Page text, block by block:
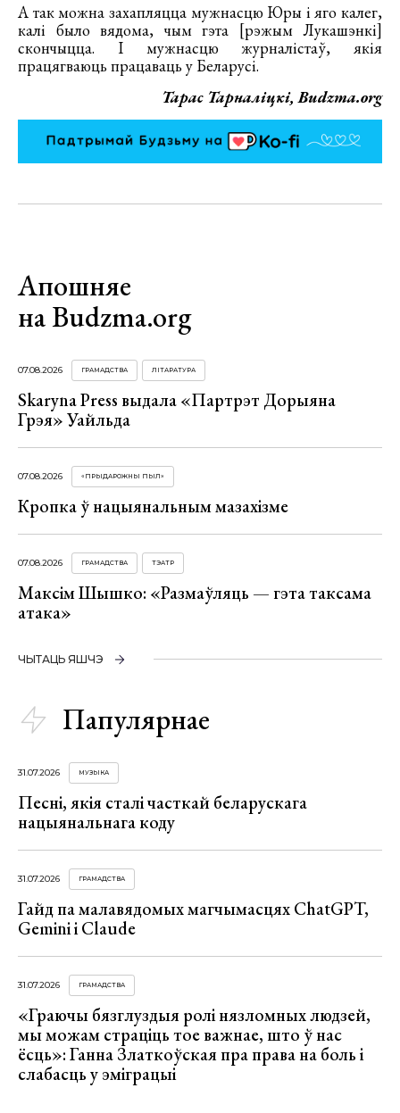
А так можна захапляцца мужнасцю Юры і яго калег,
калі было вядома, чым гэта [рэжым Лукашэнкі]
скончыцца. І мужнасцю журналістаў, якія
працягваюць працаваць у Беларусі.
Тарас Тарналіцкі, Budzma.org
Апошняе
на Budzma.org
07.08.2026 ГРАМАДСТВА ЛІТАРАТУРА
Skaryna Press выдала «Партрэт Дорыяна
Грэя» Уайльда
07.08.2026 «ПРЫДАРОЖНЫ ПЫЛ»
Кропка ў нацыянальным мазахізме
07.08.2026 ГРАМАДСТВА ТЭАТР
Максім Шышко: «Размаўляць — гэта таксама
атака»
ЧЫТАЦЬ ЯШЧЭ
Папулярнае
31.07.2026 МУЗЫКА
Песні, якія сталі часткай беларускага
нацыянальнага коду
31.07.2026 ГРАМАДСТВА
Гайд па малавядомых магчымасцях ChatGPT,
Gemini і Claude
31.07.2026 ГРАМАДСТВА
«Граючы бязглуздыя ролі нязломных людзей,
мы можам страціць тое важнае, што ў нас
ёсць»: Ганна Златкоўская пра права на боль і
слабасць у эміграцыі